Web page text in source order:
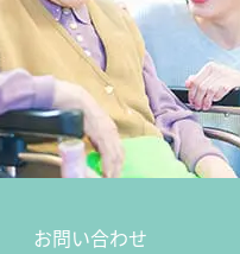
お問い合わせ